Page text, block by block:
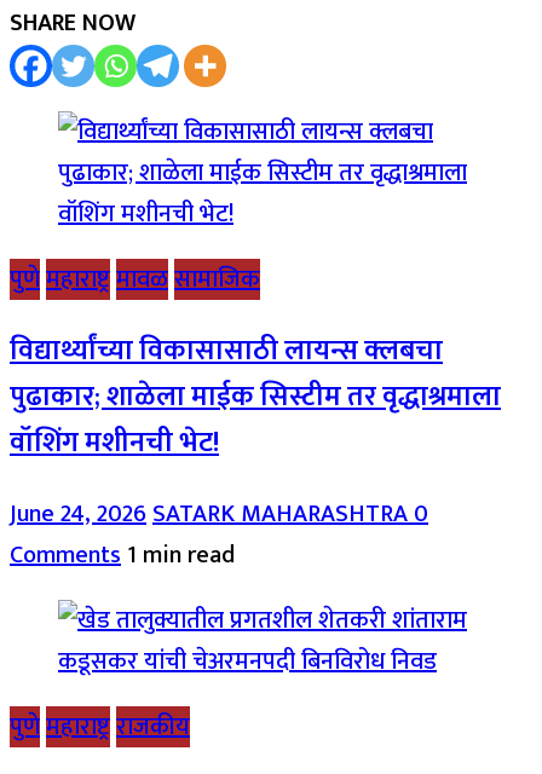
SHARE NOW
पुणेमहाराष्ट्रमावळसामाजिक
विद्यार्थ्यांच्या विकासासाठी लायन्स क्लबचा
पुढाकार; शाळेला माईक सिस्टीम तर वृद्धाश्रमाला
वॉशिंग मशीनची भेट!
June 24, 2026SATARK MAHARASHTRA0
Comments1 min read
पुणेमहाराष्ट्रराजकीय